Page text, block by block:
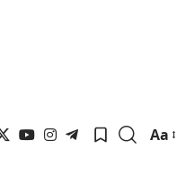
Aa